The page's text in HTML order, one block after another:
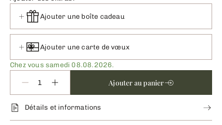
Ajouter une boîte cadeau
Ajouter une carte de vœux
Chez vous samedi 08.08.2026.
Ajouter au panier
Détails et informations